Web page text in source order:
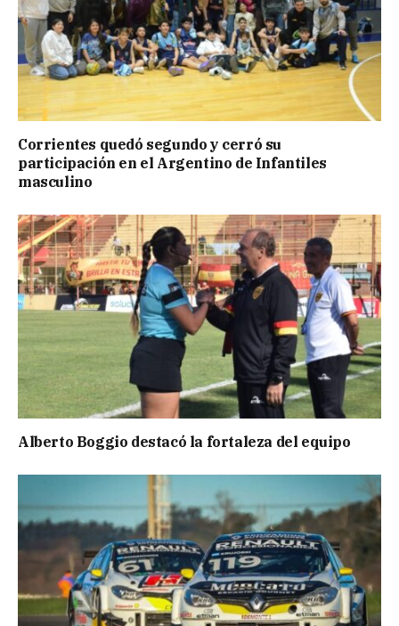
Corrientes quedó segundo y cerró su
participación en el Argentino de Infantiles
masculino
Alberto Boggio destacó la fortaleza del equipo